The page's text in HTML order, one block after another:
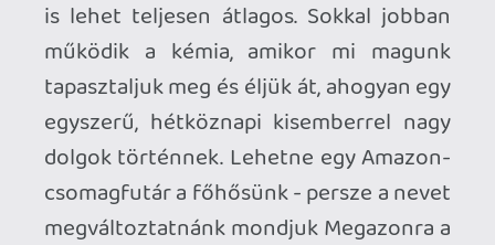
precízen lemodellezett, következetesen
működő fizikai rendszerrel. Biztos
vannak néhányan, akik szórakoztatónak
tartanák a megrendelt áruk
megkeresését, becsomagolását,
szállítószalagra helyezését, majd
kiszállítását is... ugyanakkor az emberek
többsége szívesebben teszi ezt úgy, ha
nem pénzt ad ki, hanem pénzt kap érte.